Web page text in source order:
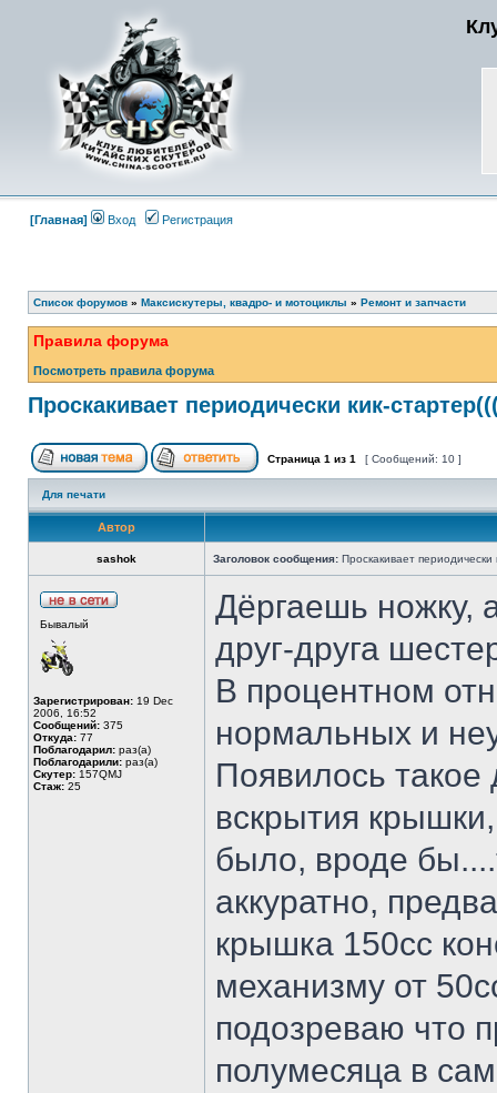
[Главная] Вход Регистрация
Список форумов » Максискутеры, квадро- и мотоциклы » Ремонт и запчасти
Правила форума
Посмотреть правила форума
Проскакивает периодически кик-
Страница 1 из 1 [ Сообщений: 10 ]
Для печати
Автор
sashok Заголовок сообщения: Проскакивает периодически
Бывалый
Зарегистрирован: 19 Dec
2006, 16:52
Сообщений: 375
Откуда: 77
Поблагодарил: раз(а)
Поблагодарили: раз(а)
Скутер: 157QMJ
Стаж: 25
Дёргаешь ножку,
друг-друга
В процентном
нормальных и
Появилось такое
вскрытия
было, вроде
аккуратно,
крышка 150сс
механизму от
подозреваю что
полумесяца в